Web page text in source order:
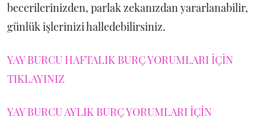
becerilerinizden, parlak zekanızdan yararlanabilir,
günlük işlerinizi halledebilirsiniz.
YAY BURCU HAFTALIK BURÇ YORUMLARI İÇİN
TIKLAYINIZ
YAY BURCU AYLIK BURÇ YORUMLARI İÇİN